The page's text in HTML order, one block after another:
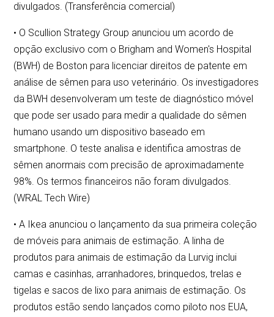
divulgados. (Transferência comercial)
• O Scullion Strategy Group anunciou um acordo de
opção exclusivo com o Brigham and Women's Hospital
(BWH) de Boston para licenciar direitos de patente em
análise de sêmen para uso veterinário. Os investigadores
da BWH desenvolveram um teste de diagnóstico móvel
que pode ser usado para medir a qualidade do sêmen
humano usando um dispositivo baseado em
smartphone. O teste analisa e identifica amostras de
sêmen anormais com precisão de aproximadamente
98%. Os termos financeiros não foram divulgados.
(WRAL Tech Wire)
• A Ikea anunciou o lançamento da sua primeira coleção
de móveis para animais de estimação. A linha de
produtos para animais de estimação da Lurvig inclui
camas e casinhas, arranhadores, brinquedos, trelas e
tigelas e sacos de lixo para animais de estimação. Os
produtos estão sendo lançados como piloto nos EUA,